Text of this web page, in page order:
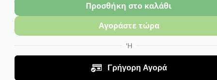
Προσθήκη στο καλάθι
Αγοράστε τώρα